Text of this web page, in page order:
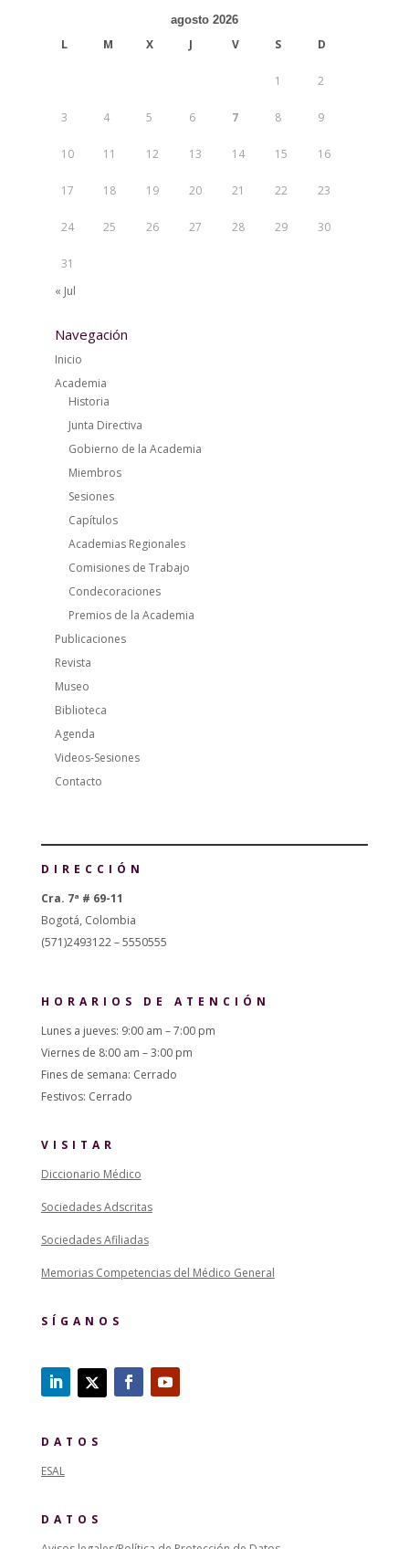
agosto 2026
L M X J V S D
1 2
3 4 5 6 7 8 9
10 11 12 13 14 15 16
17 18 19 20 21 22 23
24 25 26 27 28 29 30
31
« Jul
Navegación
Inicio
Academia
Historia
Junta Directiva
Gobierno de la Academia
Miembros
Sesiones
Capítulos
Academias Regionales
Comisiones de Trabajo
Condecoraciones
Premios de la Academia
Publicaciones
Revista
Museo
Biblioteca
Agenda
Videos-Sesiones
Contacto
DIRECCIÓN
Cra. 7ª # 69-11
Bogotá, Colombia
(571)2493122 – 5550555
HORARIOS DE ATENCIÓN
Lunes a jueves: 9:00 am – 7:00 pm
Viernes de 8:00 am – 3:00 pm
Fines de semana: Cerrado
Festivos: Cerrado
VISITAR
Diccionario Médico
Sociedades Adscritas
Sociedades Afiliadas
Memorias Competencias del Médico General
SÍGANOS
DATOS
ESAL
DATOS